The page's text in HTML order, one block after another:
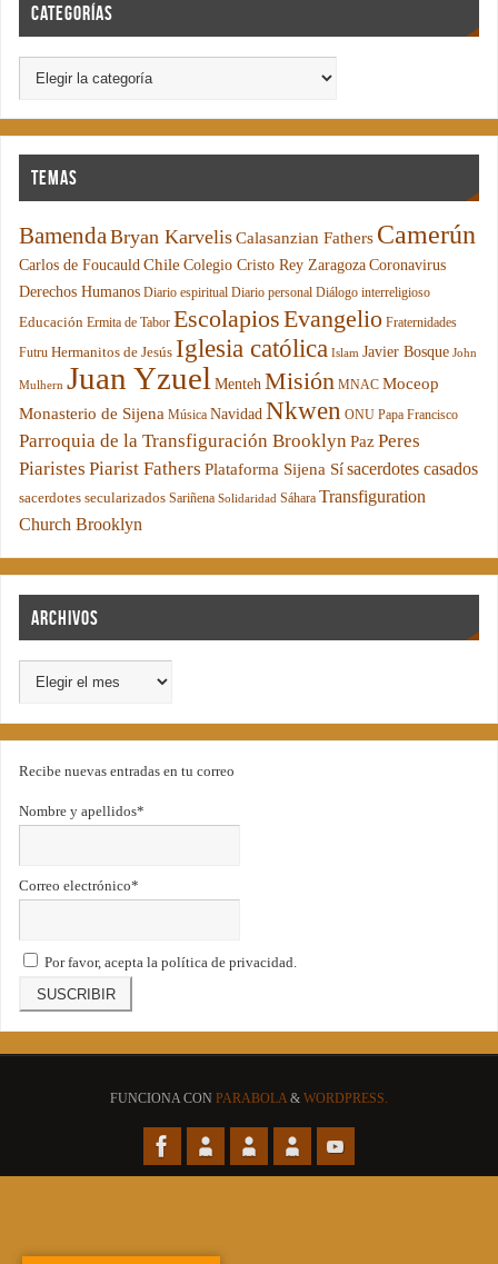
Categorías
Temas
BamendaBryan KarvelisCalasanzian Fathers Camerún
Carlos de Foucauld Chile Colegio Cristo Rey Zaragoza Coronavirus
Derechos Humanos Diario espiritual Diario personal Diálogo interreligioso
Educación Ermita de Tabor EscolapiosEvangelio Fraternidades
Futru Hermanitos de Jesús Iglesia católica Islam Javier Bosque John
Mulhern Juan Yzuel Menteh Misión MNAC Moceop
Monasterio de Sijena Música Navidad Nkwen ONU Papa Francisco
Parroquia de la Transfiguración Brooklyn Paz Peres
Piaristes Piarist Fathers Plataforma Sijena Sí sacerdotes casados
sacerdotes secularizados Sariñena Solidaridad Sáhara Transfiguration
Church Brooklyn
Archivos
Recibe nuevas entradas en tu correo
Nombre y apellidos*
Correo electrónico*
Por favor, acepta la política de privacidad.
FUNCIONA CON PARABOLA & WORDPRESS.